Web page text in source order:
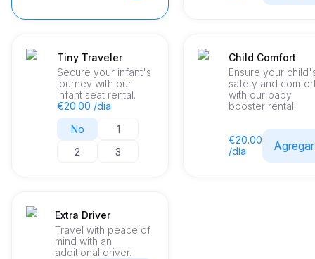
Tiny Traveler
Secure your infant's
journey with our
infant seat rental.
€20.00 /día
No
1
2
3
Child Comfort
Ensure your
safety and
with our baby
booster rental.
€20.00
/día
Agregar
Extra Driver
Travel with peace of
mind with an
additional driver.